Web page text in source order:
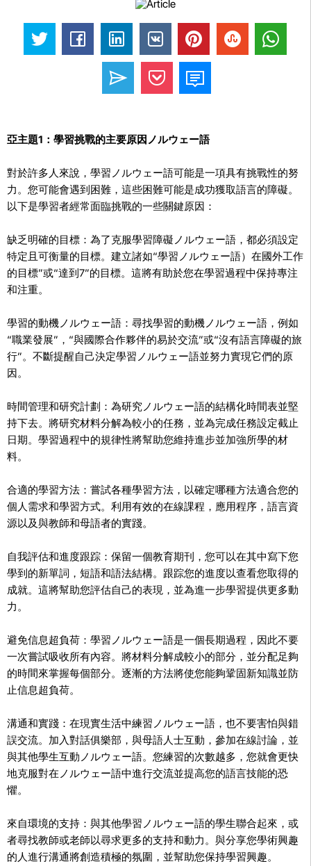
亞主題1：學習挑戰的主要原因ノルウェー語
對於許多人來說，學習ノルウェー語可能是一項具有挑戰性的努
力。您可能會遇到困難，這些困難可能是成功獲取語言的障礙。
以下是學習者經常面臨挑戰的一些關鍵原因：
缺乏明確的目標：為了克服學習障礙ノルウェー語，都必須設定
特定且可衡量的目標。建立諸如“學習ノルウェー語）在國外工作
的目標”或“達到7”的目標。這將有助於您在學習過程中保持專注
和注重。
學習的動機ノルウェー語：尋找學習的動機ノルウェー語，例如
“職業發展”，“與國際合作夥伴的易於交流”或“沒有語言障礙的旅
行”。不斷提醒自己決定學習ノルウェー語並努力實現它們的原
因。
時間管理和研究計劃：為研究ノルウェー語的結構化時間表並堅
持下去。將研究材料分解為較小的任務，並為完成任務設定截止
日期。學習過程中的規律性將幫助您維持進步並加強所學的材
料。
合適的學習方法：嘗試各種學習方法，以確定哪種方法適合您的
個人需求和學習方式。利用有效的在線課程，應用程序，語言資
源以及與教師和母語者的實踐。
自我評估和進度跟踪：保留一個教育期刊，您可以在其中寫下您
學到的新單詞，短語和語法結構。跟踪您的進度以查看您取得的
成就。這將幫助您評估自己的表現，並為進一步學習提供更多動
力。
避免信息超負荷：學習ノルウェー語是一個長期過程，因此不要
一次嘗試吸收所有內容。將材料分解成較小的部分，並分配足夠
的時間來掌握每個部分。逐漸的方法將使您能夠鞏固新知識並防
止信息超負荷。
溝通和實踐：在現實生活中練習ノルウェー語，也不要害怕與錯
誤交流。加入對話俱樂部，與母語人士互動，參加在線討論，並
與其他學生互動ノルウェー語。您練習的次數越多，您就會更快
地克服對在ノルウェー語中進行交流並提高您的語言技能的恐
懼。
來自環境的支持：與其他學習ノルウェー語的學生聯合起來，或
者尋找教師或老師以尋求更多的支持和動力。與分享您學術興趣
的人進行溝通將創造積極的氛圍，並幫助您保持學習興趣。